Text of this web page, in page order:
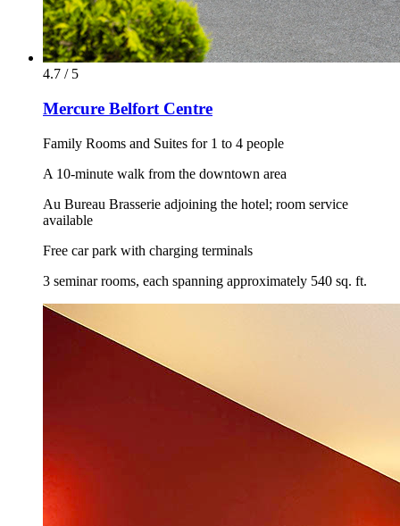
4.7 / 5
Mercure Belfort Centre
Family Rooms and Suites for 1 to 4 people
A 10-minute walk from the downtown area
Au Bureau Brasserie adjoining the hotel; room service
available
Free car park with charging terminals
3 seminar rooms, each spanning approximately 540 sq. ft.